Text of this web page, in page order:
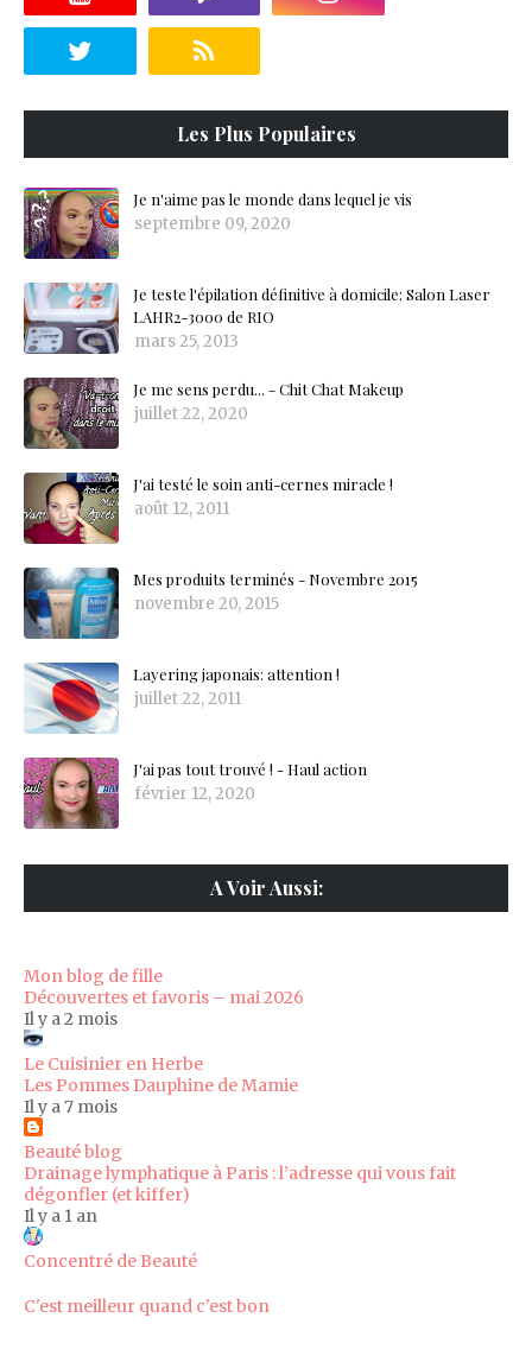
Les Plus Populaires
Je n'aime pas le monde dans lequel je vis
septembre 09, 2020
Je teste l'épilation définitive à domicile: Salon Laser
LAHR2-3000 de RIO
mars 25, 2013
Je me sens perdu... - Chit Chat Makeup
juillet 22, 2020
J'ai testé le soin anti-cernes miracle !
août 12, 2011
Mes produits terminés - Novembre 2015
novembre 20, 2015
Layering japonais: attention !
juillet 22, 2011
J'ai pas tout trouvé ! - Haul action
février 12, 2020
A Voir Aussi:
Mon blog de fille
Découvertes et favoris – mai 2026
Il y a 2 mois
Le Cuisinier en Herbe
Les Pommes Dauphine de Mamie
Il y a 7 mois
Beauté blog
Drainage lymphatique à Paris : l’adresse qui vous fait
dégonfler (et kiffer)
Il y a 1 an
Concentré de Beauté
C'est meilleur quand c'est bon